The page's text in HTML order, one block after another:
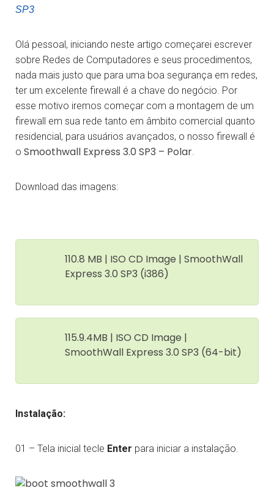
SP3
Olá pessoal, iniciando neste artigo começarei escrever
sobre Redes de Computadores e seus procedimentos,
nada mais justo que para uma boa segurança em redes,
ter um excelente firewall é a chave do negócio. Por
esse motivo iremos começar com a montagem de um
firewall em sua rede tanto em âmbito comercial quanto
residencial, para usuários avançados, o nosso firewall é
o Smoothwall Express 3.0 SP3 – Polar.
Download das imagens:
110.8 MB | ISO CD Image | SmoothWall
Express 3.0 SP3 (i386)
115.9.4MB | ISO CD Image |
SmoothWall Express 3.0 SP3 (64-bit)
Instalação:
01 – Tela inicial tecle Enter para iniciar a instalação.